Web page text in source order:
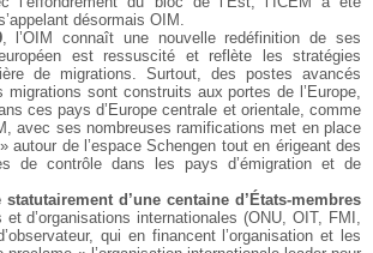
désormais OIM.
, l’OIM connaît une nouvelle redéfinition de ses
est ressuscité et reflète les stratégies
de migrations. Surtout, des postes avancés
sont construits aux portes de l’Europe,
ces pays d’Europe centrale et orientale, comme
avec ses nombreuses ramifications met en place
autour de l’espace Schengen tout en érigeant des
de contrôle dans les pays d’émigration et de
statutairement d’une centaine d’États-membres
d’organisations internationales (ONU, OIT, FMI,
qui en financent l’organisation et les